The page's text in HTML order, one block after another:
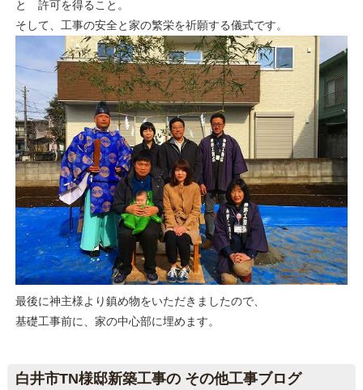
と 許可を得ること。
そして、工事の安全と家の繁栄を祈願する儀式です。
最後に神主様より鎮め物をいただきましたので、
基礎工事前に、家の中心部に埋めます。
白井市TN様邸新築工事の その他工事ブログ